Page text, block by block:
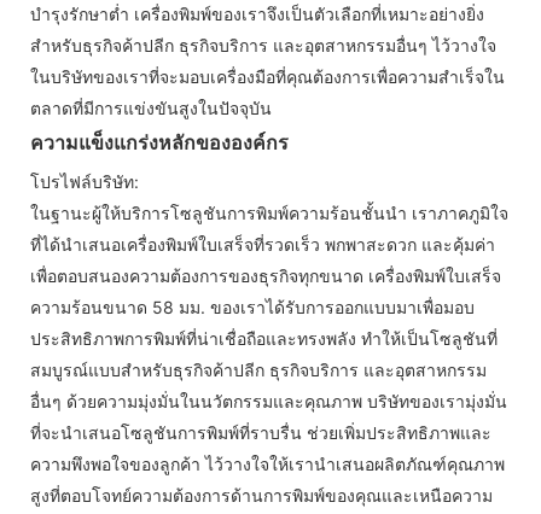
บำรุงรักษาต่ำ เครื่องพิมพ์ของเราจึงเป็นตัวเลือกที่เหมาะอย่างยิ่ง
สำหรับธุรกิจค้าปลีก ธุรกิจบริการ และอุตสาหกรรมอื่นๆ ไว้วางใจ
ในบริษัทของเราที่จะมอบเครื่องมือที่คุณต้องการเพื่อความสำเร็จใน
ตลาดที่มีการแข่งขันสูงในปัจจุบัน
ความแข็งแกร่งหลักขององค์กร
โปรไฟล์บริษัท:
ในฐานะผู้ให้บริการโซลูชันการพิมพ์ความร้อนชั้นนำ เราภาคภูมิใจ
ที่ได้นำเสนอเครื่องพิมพ์ใบเสร็จที่รวดเร็ว พกพาสะดวก และคุ้มค่า
เพื่อตอบสนองความต้องการของธุรกิจทุกขนาด เครื่องพิมพ์ใบเสร็จ
ความร้อนขนาด 58 มม. ของเราได้รับการออกแบบมาเพื่อมอบ
ประสิทธิภาพการพิมพ์ที่น่าเชื่อถือและทรงพลัง ทำให้เป็นโซลูชันที่
สมบูรณ์แบบสำหรับธุรกิจค้าปลีก ธุรกิจบริการ และอุตสาหกรรม
อื่นๆ ด้วยความมุ่งมั่นในนวัตกรรมและคุณภาพ บริษัทของเรามุ่งมั่น
ที่จะนำเสนอโซลูชันการพิมพ์ที่ราบรื่น ช่วยเพิ่มประสิทธิภาพและ
ความพึงพอใจของลูกค้า ไว้วางใจให้เรานำเสนอผลิตภัณฑ์คุณภาพ
สูงที่ตอบโจทย์ความต้องการด้านการพิมพ์ของคุณและเหนือความ